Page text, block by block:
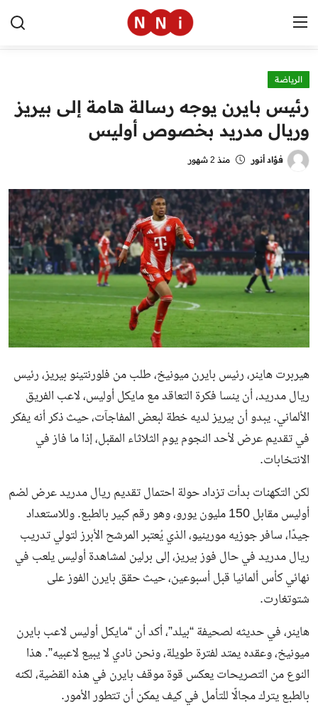
الرئيسية
اخبار مصر
العالم
مال وأعمال
تقنية
التعليم
الرياضة
رئيس بايرن يوجه رسالة هامة إلى بيريز
وريال مدريد بخصوص أوليس
فؤاد أنور منذ 2 شهور
هيربرت هاينر، رئيس بايرن ميونيخ، طلب من فلورنتينو بيريز، رئيس
ريال مدريد، أن ينسا فكرة التعاقد مع مايكل أوليس، لاعب الفريق
الألماني. يبدو أن بيريز لديه خطة لبعض المفاجآت، حيث ذكر أنه يفكر
في تقديم عرض لأحد النجوم يوم الثلاثاء المقبل، إذا ما فاز في
الانتخابات.
لكن التكهنات بدأت تزداد حولة احتمال تقديم ريال مدريد عرض لضم
أوليس مقابل 150 مليون يورو، وهو رقم كبير بالطبع. وللاستعداد
جيدًا، سافر جوزيه مورينيو، الذي يُعتبر المرشح الأبرز لتولي تدريب
ريال مدريد في حال فوز بيريز، إلى برلين لمشاهدة أوليس يلعب في
نهائي كأس ألمانيا قبل أسبوعين، حيث حقق بايرن الفوز على
شتوتغارت.
هاينر، في حديثه لصحيفة “بيلد”، أكد أن “مايكل أوليس لاعب بايرن
ميونيخ، وعقده يمتد لفترة طويلة، ونحن نادي لا يبيع لاعبيه”. هذا
النوع من التصريحات يعكس قوة موقف بايرن في هذه القضية، لكنه
بالطبع يترك مجالًا للتأمل في كيف يمكن أن تتطور الأمور.